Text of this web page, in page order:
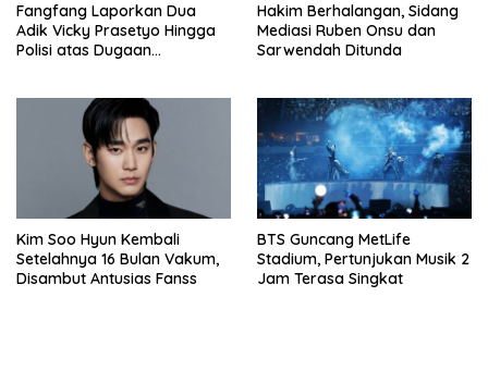
Fangfang Laporkan Dua
Adik Vicky Prasetyo Hingga
Polisi atas Dugaan
Hakim Berhalangan, Sidang
Mediasi Ruben Onsu dan
Sarwendah Ditunda
Kim Soo Hyun Kembali
Setelahnya 16 Bulan Vakum,
Disambut Antusias Fanss
BTS Guncang MetLife
Stadium, Pertunjukan Musik 2
Jam Terasa Singkat